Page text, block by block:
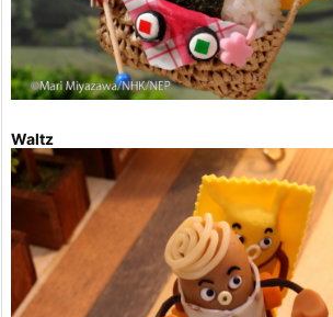
Waltz